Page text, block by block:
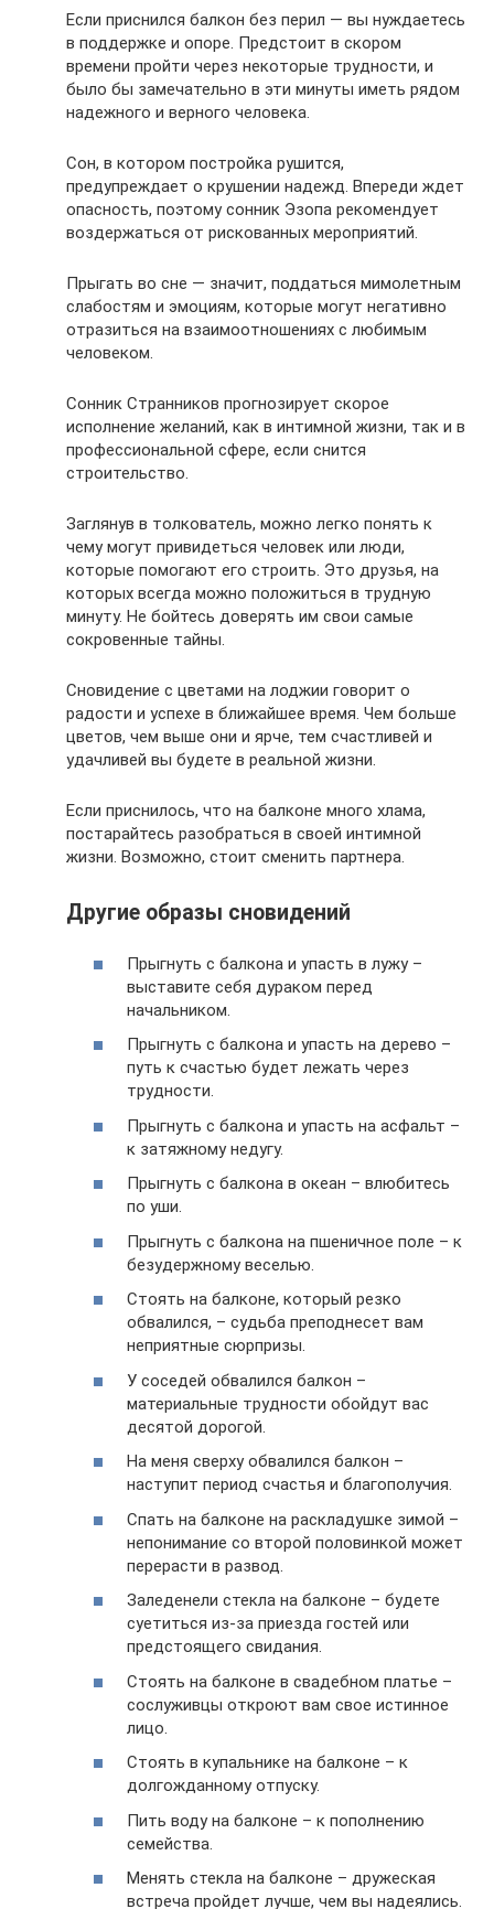
Если приснился балкон без перил — вы нуждаетесь
в поддержке и опоре. Предстоит в скором
времени пройти через некоторые трудности, и
было бы замечательно в эти минуты иметь рядом
надежного и верного человека.
Сон, в котором постройка рушится,
предупреждает о крушении надежд. Впереди ждет
опасность, поэтому сонник Эзопа рекомендует
воздержаться от рискованных мероприятий.
Прыгать во сне — значит, поддаться мимолетным
слабостям и эмоциям, которые могут негативно
отразиться на взаимоотношениях с любимым
человеком.
Сонник Странников прогнозирует скорое
исполнение желаний, как в интимной жизни, так и в
профессиональной сфере, если снится
строительство.
Заглянув в толкователь, можно легко понять к
чему могут привидеться человек или люди,
которые помогают его строить. Это друзья, на
которых всегда можно положиться в трудную
минуту. Не бойтесь доверять им свои самые
сокровенные тайны.
Сновидение с цветами на лоджии говорит о
радости и успехе в ближайшее время. Чем больше
цветов, чем выше они и ярче, тем счастливей и
удачливей вы будете в реальной жизни.
Если приснилось, что на балконе много хлама,
постарайтесь разобраться в своей интимной
жизни. Возможно, стоит сменить партнера.
Другие образы сновидений
Прыгнуть с балкона и упасть в лужу –
выставите себя дураком перед
начальником.
Прыгнуть с балкона и упасть на дерево –
путь к счастью будет лежать через
трудности.
Прыгнуть с балкона и упасть на асфальт –
к затяжному недугу.
Прыгнуть с балкона в океан – влюбитесь
по уши.
Прыгнуть с балкона на пшеничное поле – к
безудержному веселью.
Стоять на балконе, который резко
обвалился, – судьба преподнесет вам
неприятные сюрпризы.
У соседей обвалился балкон –
материальные трудности обойдут вас
десятой дорогой.
На меня сверху обвалился балкон –
наступит период счастья и благополучия.
Спать на балконе на раскладушке зимой –
непонимание со второй половинкой может
перерасти в развод.
Заледенели стекла на балконе – будете
суетиться из-за приезда гостей или
предстоящего свидания.
Стоять на балконе в свадебном платье –
сослуживцы откроют вам свое истинное
лицо.
Стоять в купальнике на балконе – к
долгожданному отпуску.
Пить воду на балконе – к пополнению
семейства.
Менять стекла на балконе – дружеская
встреча пройдет лучше, чем вы надеялись.